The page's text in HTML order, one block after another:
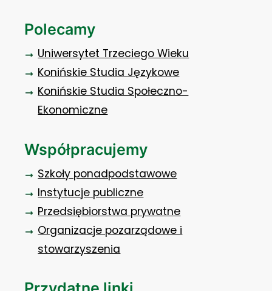
Polecamy
Uniwersytet Trzeciego Wieku
Konińskie Studia Językowe
Konińskie Studia Społeczno-
Ekonomiczne
Współpracujemy
Szkoły ponadpodstawowe
Instytucje publiczne
Przedsiębiorstwa prywatne
Organizacje pozarządowe i
stowarzyszenia